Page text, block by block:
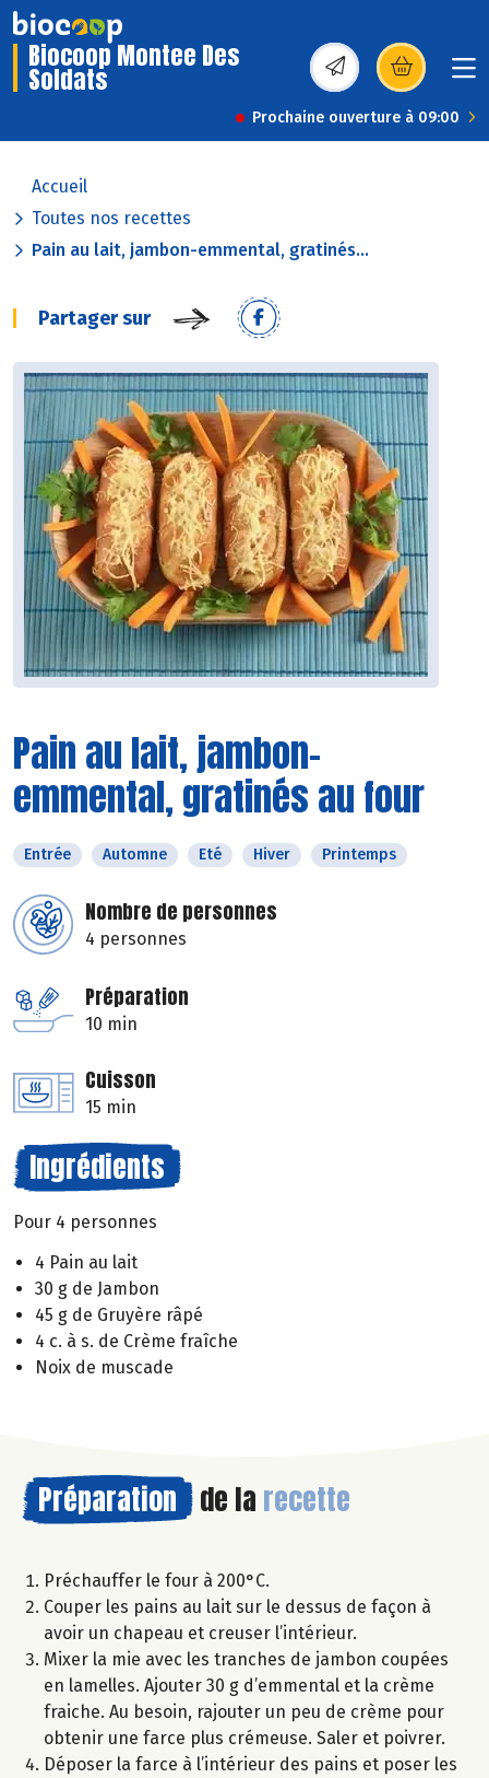
Biocoop Montee Des
Soldats (s’ouvre dans une
Prochaine ouverture à 09:00
Accueil
Toutes nos recettes
Pain au lait, jambon-emmental, gratinés...
Partager sur
Pain au lait, jambon-
emmental, gratinés au four
Entrée Automne Eté Hiver Printemps
Nombre de personnes
4 personnes
Préparation
10 min
Cuisson
15 min
Ingrédients
Pour 4 personnes
4 Pain au lait
30 g de Jambon
45 g de Gruyère râpé
4 c. à s. de Crème fraîche
Noix de muscade
Préparation de la recette
Préchauffer le four à 200°C.
Couper les pains au lait sur le dessus de façon à
avoir un chapeau et creuser l’intérieur.
Mixer la mie avec les tranches de jambon coupées
en lamelles. Ajouter 30 g d’emmental et la crème
fraiche. Au besoin, rajouter un peu de crème pour
obtenir une farce plus crémeuse. Saler et poivrer.
Déposer la farce à l’intérieur des pains et poser les